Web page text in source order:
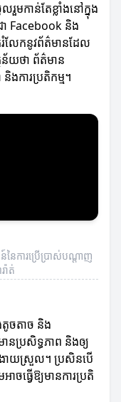
រួមកាន់តែខ្លាំងនៅក្នុង
Facebook និង
រំលែកនូវព័ត៌មានដែល
ន័យថា ព័ត៌មាន
ងការប្រតិកម្ម។
ការប្រើប្រាស់បណ្តាញ
ាត់
តូចតាច និង
ប្រសិទ្ធភាព និងឲ្យ
ងាយស្រួល។ ប្រសិនបើ
ចធ្វើឱ្យមានការប្រតិ